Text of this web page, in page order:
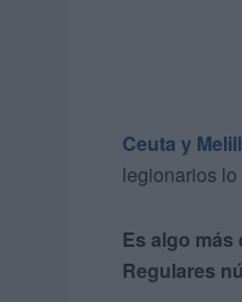
Ceuta y
legionarios
Es algo más
Regulares